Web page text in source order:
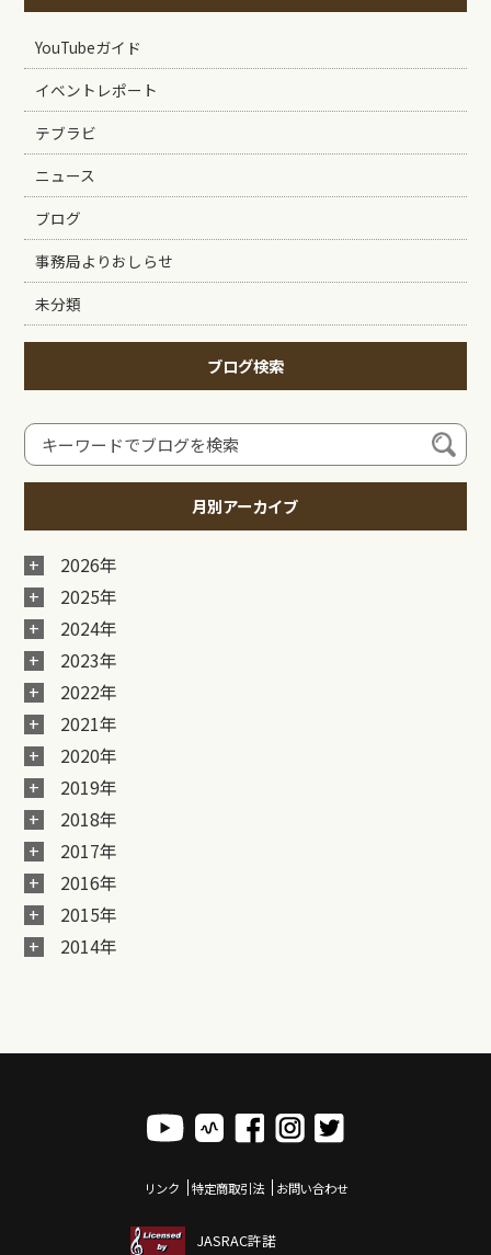
YouTubeガイド
イベントレポート
テブラビ
ニュース
ブログ
事務局よりおしらせ
未分類
ブログ検索
月別アーカイブ
2026年
2025年
2024年
2023年
2022年
2021年
2020年
2019年
2018年
2017年
2016年
2015年
2014年
リンク 特定商取引法 お問い合わせ
JASRAC許諾